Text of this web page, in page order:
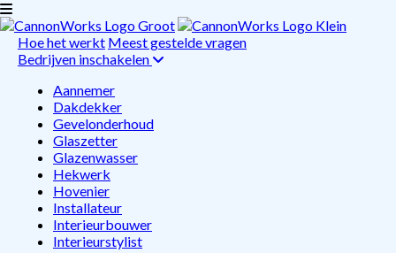
Hoe het werkt Meest gestelde vragen
Bedrijven inschakelen
Aannemer
Dakdekker
Gevelonderhoud
Glaszetter
Glazenwasser
Hekwerk
Hovenier
Installateur
Interieurbouwer
Interieurstylist